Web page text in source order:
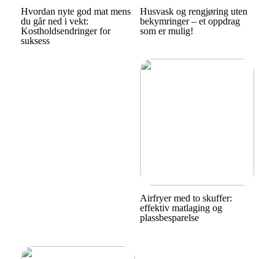
Hvordan nyte god mat mens
du går ned i vekt:
Kostholdsendringer for
suksess
Husvask og rengjøring uten
bekymringer – et oppdrag
som er mulig!
Airfryer med to skuffer:
effektiv matlaging og
plassbesparelse